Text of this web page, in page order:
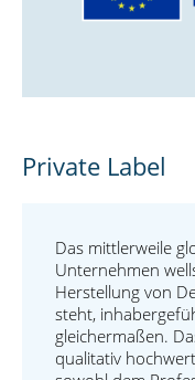
Private Label
Das mittlerweile
Unternehmen
Herstellung von
steht,
gleichermaßen.
qualitativ